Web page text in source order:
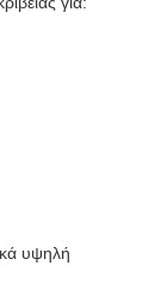
υψηλή